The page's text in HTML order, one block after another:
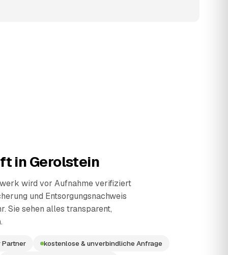
inGerolstein
wird vor Aufnahme verifiziert
und Entsorgungsnachweis
Sie sehen alles transparent,
Partner kostenlose & unverbindliche Anfrage